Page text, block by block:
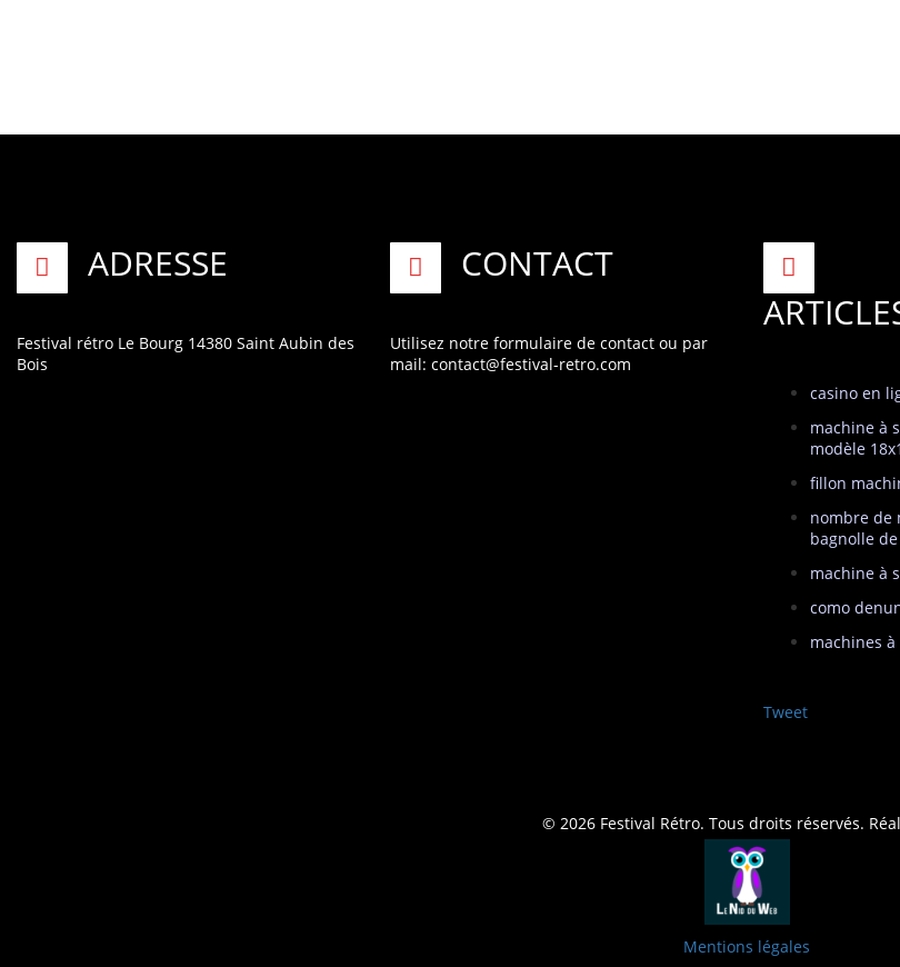
ADRESSE
Festival rétro Le Bourg 14380 Saint Aubin des
Bois
CONTACT
Utilisez notre formulaire de contact ou par
mail: contact@festival-retro.com
casino en
machine à
modèle
fillon
nombre de
bagnolle
machine à
como
machines
Tweet
© 2026 Festival Rétro. Tous droits réservés.
Mentions légales